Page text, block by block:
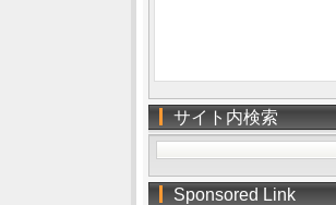
サイト内検索
Sponsored Link